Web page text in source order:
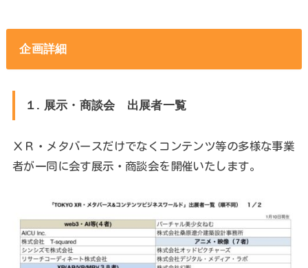
企画詳細
１. 展示・商談会 出展者一覧
ＸＲ・メタバースだけでなくコンテンツ等の多様な事業
者が一同に会す展示・商談会を開催いたします。